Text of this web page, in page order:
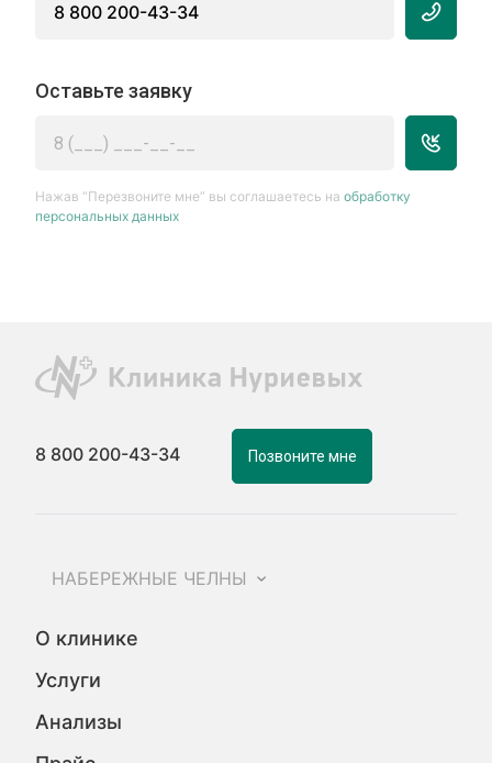
8 800 200-43-34
Оставьте заявку
Нажав “Перезвоните мне” вы соглашаетесь наобработку
персональных данных
8 800 200-43-34 Позвоните мне
НАБЕРЕЖНЫЕ ЧЕЛНЫ
О клинике
Услуги
Анализы